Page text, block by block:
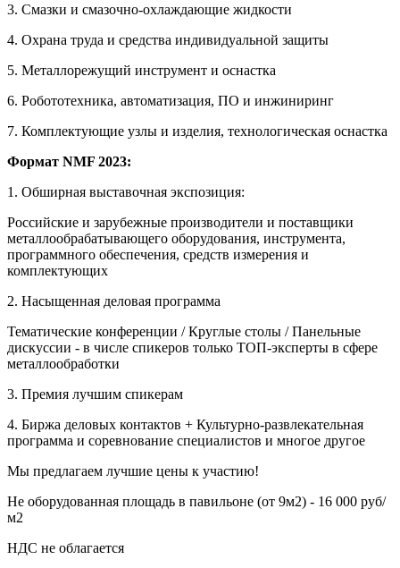
3. Смазки и смазочно-охлаждающие жидкости
4. Охрана труда и средства индивидуальной защиты
5. Металлорежущий инструмент и оснастка
6. Робототехника, автоматизация, ПО и инжиниринг
7. Комплектующие узлы и изделия, технологическая оснастка
Формат NMF 2023:
1. Обширная выставочная экспозиция:
Российские и зарубежные производители и поставщики
металлообрабатывающего оборудования, инструмента,
программного обеспечения, средств измерения и
комплектующих
2. Насыщенная деловая программа
Тематические конференции / Круглые столы / Панельные
дискуссии - в числе спикеров только ТОП-эксперты в сфере
металлообработки
3. Премия лучшим спикерам
4. Биржа деловых контактов + Культурно-развлекательная
программа и соревнование специалистов и многое другое
Мы предлагаем лучшие цены к участию!
Не оборудованная площадь в павильоне (от 9м2) - 16 000 руб/
м2
НДС не облагается